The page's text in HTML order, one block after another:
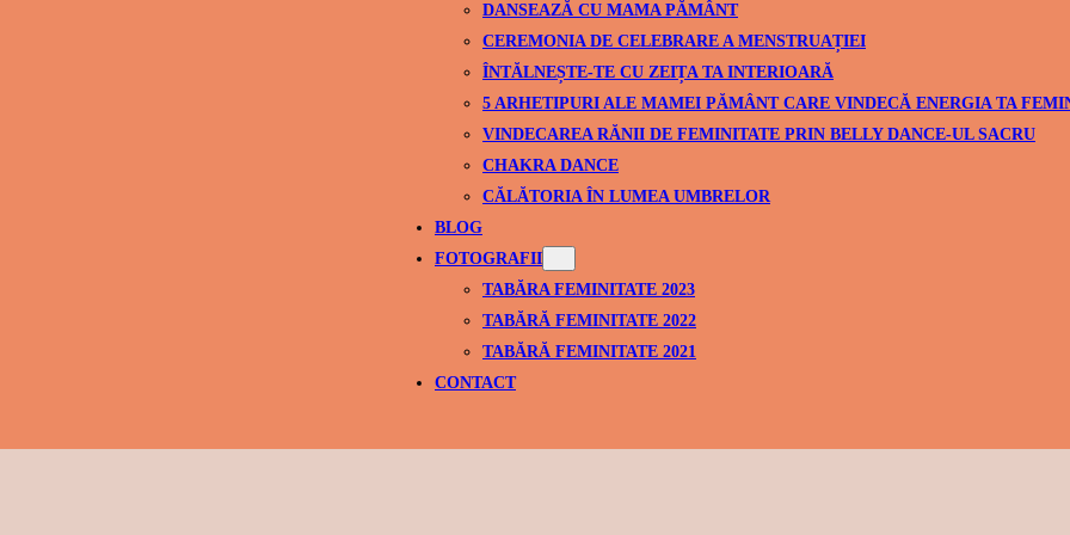
DANSEAZĂ CU MAMA PĂMÂNT
CEREMONIA DE CELEBRARE A MENSTRUAȚIEI
ÎNTĂLNEȘTE-TE CU ZEIȚA TA INTERIOARĂ
5 ARHETIPURI ALE MAMEI PĂMÂNT CARE VINDECĂ ENERGIA TA
VINDECAREA RĂNII DE FEMINITATE PRIN BELLY DANCE-UL SACRU
CHAKRA DANCE
CĂLĂTORIA ÎN LUMEA UMBRELOR
BLOG
FOTOGRAFII
TABĂRA FEMINITATE 2023
TABĂRĂ FEMINITATE 2022
TABĂRĂ FEMINITATE 2021
CONTACT